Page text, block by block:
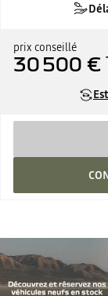
prix conseillé
30 500 €